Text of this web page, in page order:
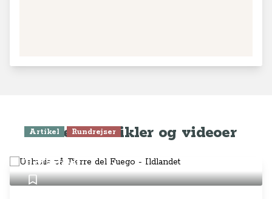
Seneste artikler og videoer
Artikel Rundrejser
Ildlandet